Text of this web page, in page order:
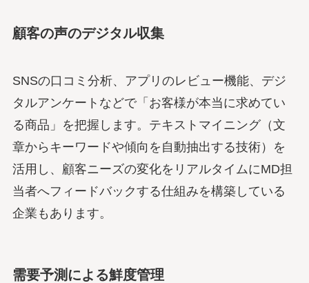
顧客の声のデジタル収集
SNSの口コミ分析、アプリのレビュー機能、デジ
タルアンケートなどで「お客様が本当に求めてい
る商品」を把握します。テキストマイニング（文
章からキーワードや傾向を自動抽出する技術）を
活用し、顧客ニーズの変化をリアルタイムにMD担
当者へフィードバックする仕組みを構築している
企業もあります。
需要予測による鮮度管理